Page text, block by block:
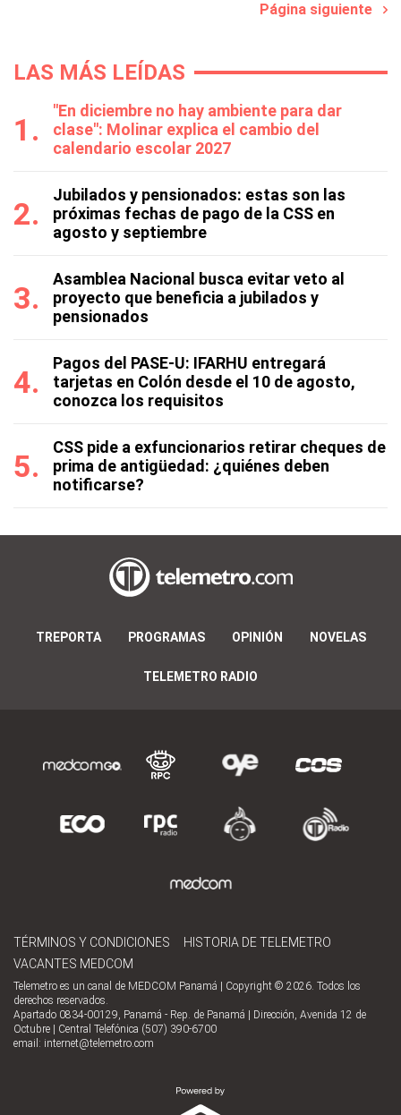
Página siguiente
LAS MÁS LEÍDAS
"En diciembre no hay ambiente para dar
clase": Molinar explica el cambio del
calendario escolar 2027
Jubilados y pensionados: estas son las
próximas fechas de pago de la CSS en
agosto y septiembre
Asamblea Nacional busca evitar veto al
proyecto que beneficia a jubilados y
pensionados
Pagos del PASE-U: IFARHU entregará
tarjetas en Colón desde el 10 de agosto,
conozca los requisitos
CSS pide a exfuncionarios retirar cheques de
prima de antigüedad: ¿quiénes deben
notificarse?
TREPORTA PROGRAMAS OPINIÓN NOVELAS
TELEMETRO RADIO
TÉRMINOS Y CONDICIONES
HISTORIA DE TELEMETRO
VACANTES MEDCOM
Telemetro es un canal de MEDCOM Panamá | Copyright © 2026. Todos los
derechos reservados.
Apartado 0834-00129, Panamá - Rep. de Panamá | Dirección, Avenida 12 de
Octubre | Central Telefónica (507) 390-6700
email: internet@telemetro.com